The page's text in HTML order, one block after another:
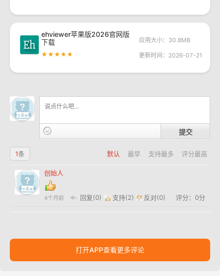
ehviewer苹果版2026官网版
下载
★★★★★
应用大小：30.8MB
更新时间：2026-07-21
提交
默认 最早 支持最多 评分最高
1条
创始人
4个月前 回复(0) 支持(2) 反对(0) 评分：0分
打开APP查看更多评论